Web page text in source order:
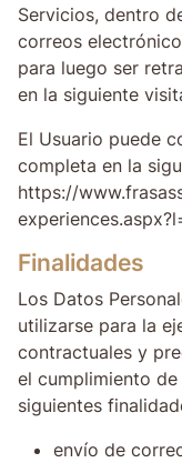
Servicios, dentro
correos
para luego ser
en la siguiente
El Usuario puede
completa en la
https://
Finalidades
Los Datos
utilizarse para la
contractuales y
el cumplimiento
siguientes
envío de